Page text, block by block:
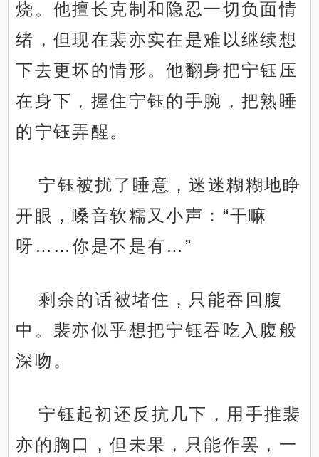
烧。他擅长克制和隐忍一切负面情
绪，但现在裴亦实在是难以继续想
下去更坏的情形。他翻身把宁钰压
在身下，握住宁钰的手腕，把熟睡
的宁钰弄醒。
宁钰被扰了睡意，迷迷糊糊地睁
开眼，嗓音软糯又小声：“干嘛
呀……你是不是有…”
剩余的话被堵住，只能吞回腹
中。裴亦似乎想把宁钰吞吃入腹般
深吻。
宁钰起初还反抗几下，用手推裴
亦的胸口，但未果，只能作罢，一